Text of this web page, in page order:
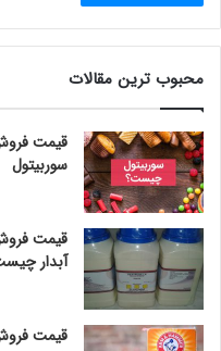
محبوب ترین مقالات
سوربیتول
قیمت
آبدار
قیمت